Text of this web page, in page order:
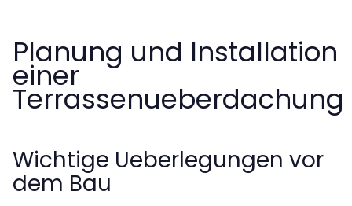
Planung und Installation
einer
Terrassenueberdachung
Wichtige Ueberlegungen vor
dem Bau